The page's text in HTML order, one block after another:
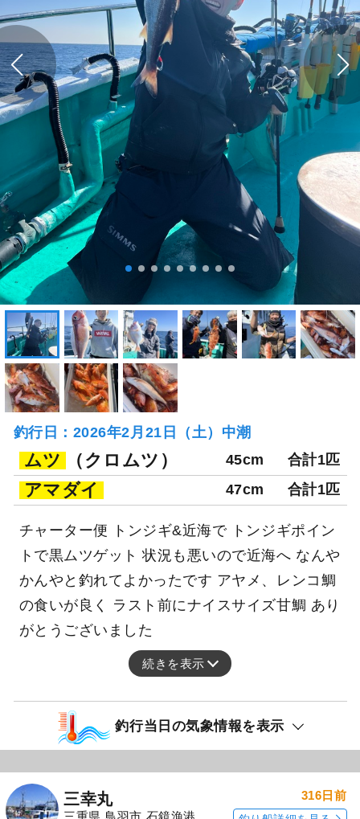
釣行日：2026年2月21日（土）中潮
ムツ （クロムツ） 45cm 合計1匹
アマダイ 47cm 合計1匹
チャーター便 トンジギ&近海で トンジギポイン
トで黒ムツゲット 状況も悪いので近海へ なんや
かんやと釣れてよかったです アヤメ、レンコ鯛
の食いが良く ラスト前にナイスサイズ甘鯛 あり
がとうございました
続きを表示
釣行当日の気象情報を表示
三幸丸 316日前